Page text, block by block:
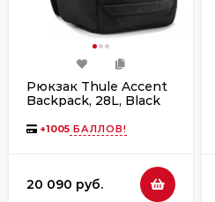
Рюкзак Thule Accent
Backpack, 28L, Black
+1005 БАЛЛОВ!
20 090 руб.